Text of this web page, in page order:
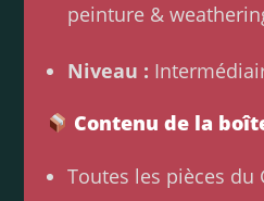
peinture &
Niveau :
Contenu de la
Toutes les pièces du